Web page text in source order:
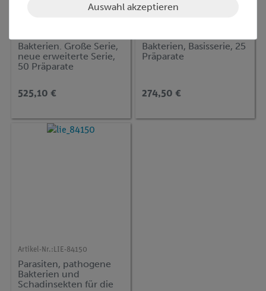
Bakterien. Große Serie,
neue erweiterte Serie,
50 Präparate
525,10 €
Bakterien, Basisserie, 25
Präparate
274,50 €
Artikel-Nr.: LIE-84150
Parasiten, pathogene
Bakterien und
Schadinsekten für die
Auswahl akzeptieren